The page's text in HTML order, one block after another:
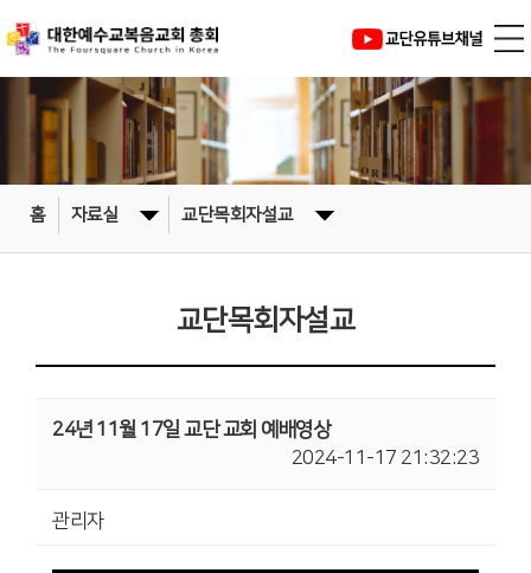
홈 자료실 교단목회자설교
교단목회자설교
24년 11월 17일 교단 교회 예배영상
2024-11-17 21:32:23
관리자